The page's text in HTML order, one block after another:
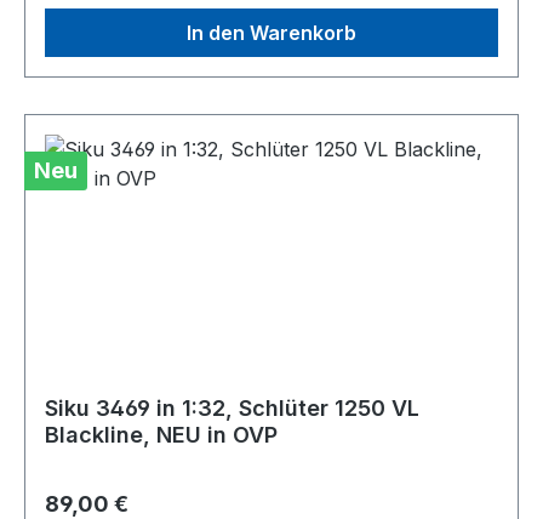
In den Warenkorb
Neu
Siku 3469 in 1:32, Schlüter 1250 VL
Blackline, NEU in OVP
Regulärer Preis:
89,00 €